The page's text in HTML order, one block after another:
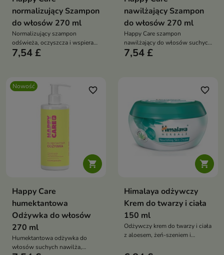
normalizujący Szampon
do włosów 270 ml
Normalizujący szampon
odświeża, oczyszcza i wspiera
równowagę skóry głowy oraz
pantenolem, proteinami
roślinnymi, proteinami pszenicy
oraz olejkami eterycznymi z
neroli i may chang zawiera 95%
składników pochodzenia
7,54 £
nawilżający Szampon
do włosów 270 ml
Happy Care szampon
nawilżający do włosów suchych
z D-pantenolem, sorbitolem i
7,54 £
Nowość

favorite_border
Happy Care
humektantowa
Odżywka do włosów
270 ml
Humektantowa odżywka do
włosów suchych nawilża,

favorite_border
Himalaya odżywczy
Krem do twarzy i ciała
150 ml
Odżywczy krem do twarzy i ciała
z aloesem, żeń-szeniem i
pomaga nawilżać, wygładzać